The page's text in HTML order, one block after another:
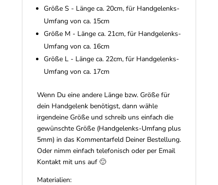
Größe S - Länge ca. 20cm, für Handgelenks-
Umfang von ca. 15cm
Größe M - Länge ca. 21cm, für Handgelenks-
Umfang von ca. 16cm
Größe L - Länge ca. 22cm, für Handgelenks-
Umfang von ca. 17cm
Wenn Du eine andere Länge bzw. Größe für
dein Handgelenk benötigst, dann wähle
irgendeine Größe und schreib uns einfach die
gewünschte Größe (Handgelenks-Umfang plus
5mm) in das Kommentarfeld Deiner Bestellung.
Oder nimm einfach telefonisch oder per Email
Kontakt mit uns auf 🙂
Materialien: